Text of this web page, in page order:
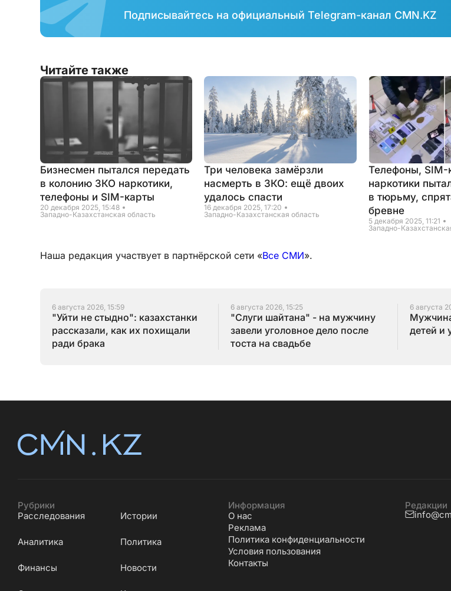
Подписывайтесь на официальный Telegram-канал CMN.KZ
Читайте также
Бизнесмен пытался передать
в колонию ЗКО наркотики,
телефоны и SIM-карты
20 декабря 2025, 15:48
Западно-Казахстанская область
Три человека замёрзли
насмерть в ЗКО: ещё двоих
удалось спасти
16 декабря 2025, 17:20
Западно-Казахстанская область
Телефоны, SIM-
наркотики
в тюрьму,
бревне
5 декабря 2025, 11:21
Западно-
Наша редакция участвует в партнёрской сети «Все СМИ».
6 августа 2026, 15:59
"Уйти не стыдно": казахстанки
рассказали, как их похищали
ради брака
6 августа 2026, 15:25
"Слуги шайтана" - на мужчину
завели уголовное дело после
тоста на свадьбе
6 августа
детей и
Рубрики
Расследования
Истории
Аналитика Политика
Финансы Новости
Информация
О нас
Реклама
Политика конфиденциальности
Условия пользования
Контакты
Редакции